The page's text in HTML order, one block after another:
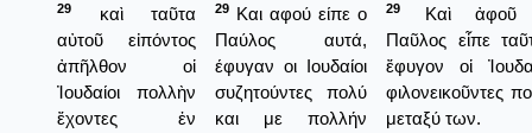
29
καὶ ταῦτα
αὐτοῦ εἰπόντος
ἀπῆλθον οἱ
Ἰουδαίοι πολλὴν
ἔχοντες ἐν
29 Και αφού είπε ο
Παύλος αυτά,
έφυγαν οι Ιουδαίοι
συζητούντες πολύ
και με πολλήν
29
Καὶ ἀφοῦ
Παῦλος εἶπε
ἔφυγον οἱ
φιλονεικοῦντες
μεταξύ των.